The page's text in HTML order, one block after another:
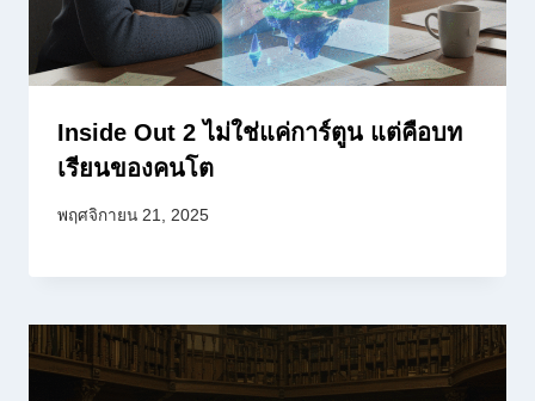
Inside Out 2 ไม่ใช่แค่การ์ตูน แต่คือบท
เรียนของคนโต
พฤศจิกายน 21, 2025